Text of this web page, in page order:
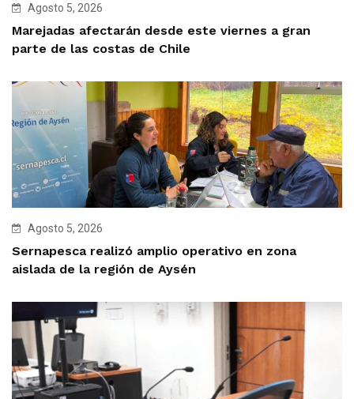
Agosto 5, 2026
Marejadas afectarán desde este viernes a gran
parte de las costas de Chile
Agosto 5, 2026
Sernapesca realizó amplio operativo en zona
aislada de la región de Aysén